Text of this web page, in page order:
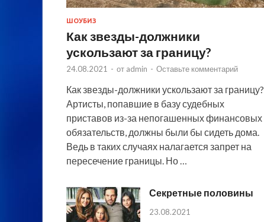
ШОУБИЗ
Как звезды-должники
ускользают за границу?
24.08.2021 - от admin - Оставьте комментарий
Как звезды-должники ускользают за границу?
Артисты, попавшие в базу судебных
приставов из-за непогашенных финансовых
обязательств, должны были бы сидеть дома.
Ведь в таких случаях налагается запрет на
пересечение границы. Но …
Секретные половины
23.08.2021